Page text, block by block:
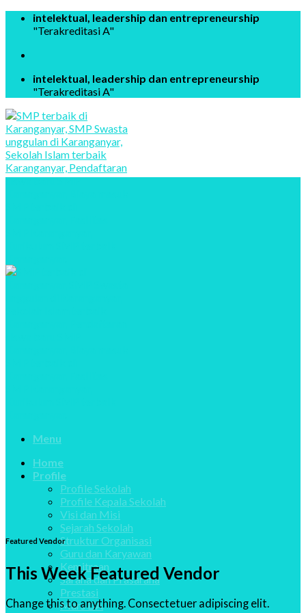
Skip
intelektual, leadership dan entrepreneurship
"Terakreditasi A"
intelektual, leadership dan entrepreneurship
"Terakreditasi A"
Menu
Home
Profile
Profile Sekolah
Profile Kepala Sekolah
Visi dan Misi
Sejarah Sekolah
Struktur Organisasi
Guru dan Karyawan
Kemitraan
Sarana dan Prasarana
Prestasi
Mars DA
Featured Vendor
This Week Featured Vendor
Change this to anything. Consectetuer adipiscing elit.